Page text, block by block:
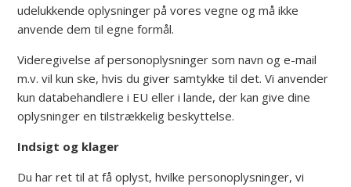
udelukkende oplysninger på vores vegne og må ikke
anvende dem til egne formål.
Videregivelse af personoplysninger som navn og e-mail
m.v. vil kun ske, hvis du giver samtykke til det. Vi anvender
kun databehandlere i EU eller i lande, der kan give dine
oplysninger en tilstrækkelig beskyttelse.
Indsigt og klager
Du har ret til at få oplyst, hvilke personoplysninger, vi